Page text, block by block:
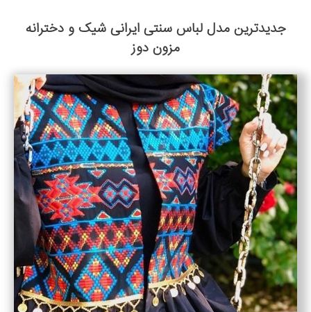
جدیدترین مدل لباس سنتی ایرانی شیک و دخترانه
مزون دوز